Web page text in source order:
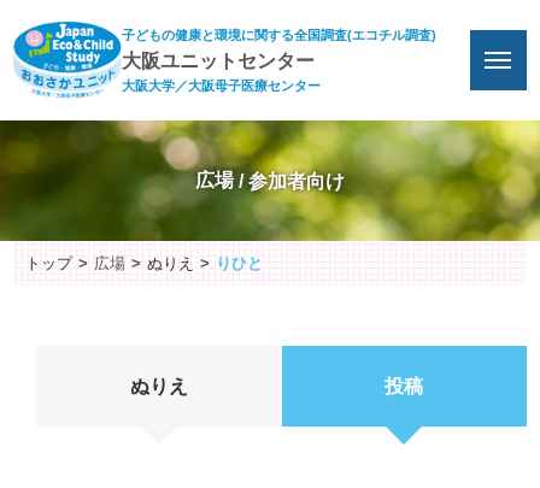
子どもの健康と環境に関する全国調査(エコチル調査)
大阪ユニットセンター
大阪大学／大阪母子医療センター
広場
トップ 広場 ぬりえ りひと
ぬりえ 投稿